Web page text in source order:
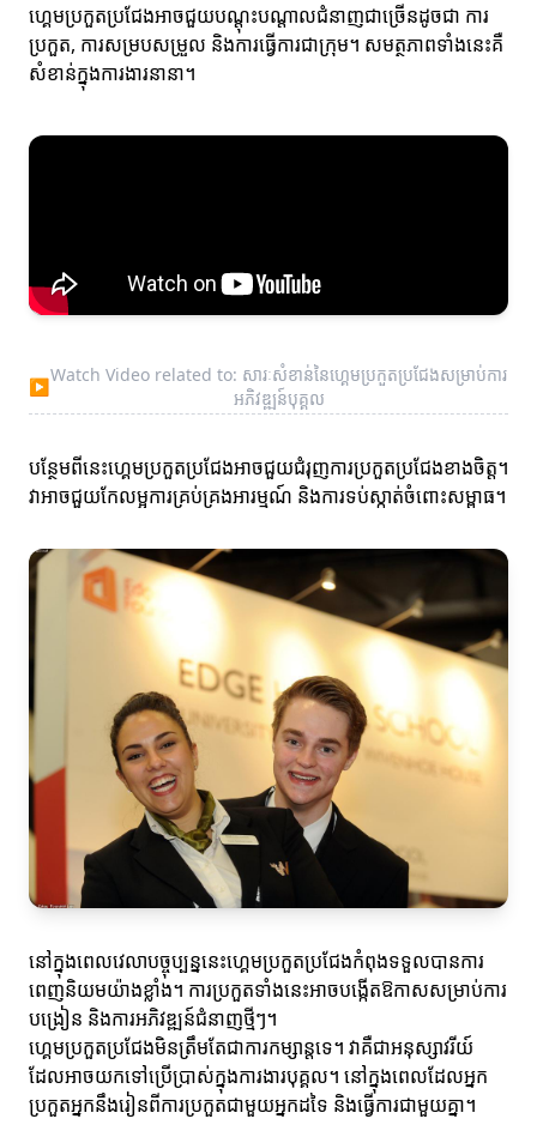
ហ្គេមប្រកួតប្រជែងអាចជួយបណ្តុះបណ្តាលជំនាញជាច្រើនដូចជា ការ
ប្រកួត, ការសម្របសម្រួល និងការធ្វើការជាក្រុម។ សមត្ថភាពទាំងនេះគឺ
សំខាន់ក្នុងការងារនានា។
▶
Watch Video related to: សារៈសំខាន់នៃហ្គេមប្រកួតប្រជែងសម្រាប់ការ
អភិវឌ្ឍន៍បុគ្គល
បន្ថែមពីនេះហ្គេមប្រកួតប្រជែងអាចជួយជំរុញការប្រកួតប្រជែងខាងចិត្ត។
វាអាចជួយកែលម្អការគ្រប់គ្រងអារម្មណ៍ និងការទប់ស្កាត់ចំពោះសម្ពាធ។
នៅក្នុងពេលវេលាបច្ចុប្បន្ននេះហ្គេមប្រកួតប្រជែងកំពុងទទួលបានការ
ពេញនិយមយ៉ាងខ្លាំង។ ការប្រកួតទាំងនេះអាចបង្កើតឱកាសសម្រាប់ការ
បង្រៀន និងការអភិវឌ្ឍន៍ជំនាញថ្មីៗ។
ហ្គេមប្រកួតប្រជែងមិនត្រឹមតែជាការកម្សាន្តទេ។ វាគឺជាអនុស្សាវរីយ៍
ដែលអាចយកទៅប្រើប្រាស់ក្នុងការងារបុគ្គល។ នៅក្នុងពេលដែលអ្នក
ប្រកួតអ្នកនឹងរៀនពីការប្រកួតជាមួយអ្នកដទៃ និងធ្វើការជាមួយគ្នា។